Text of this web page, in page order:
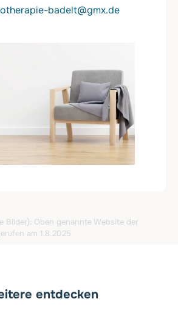
badelt@gmx.de
psychotherapie-
badelt
Bilder): Oben genannte Website der
am 1.8.2025
entdecken